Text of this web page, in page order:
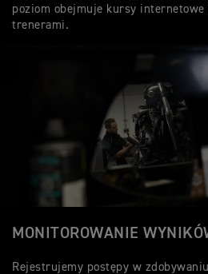
poziom obejmuje kursy internetowe
trenerami.
MONITOROWANIE
Rejestrujemy postępy w